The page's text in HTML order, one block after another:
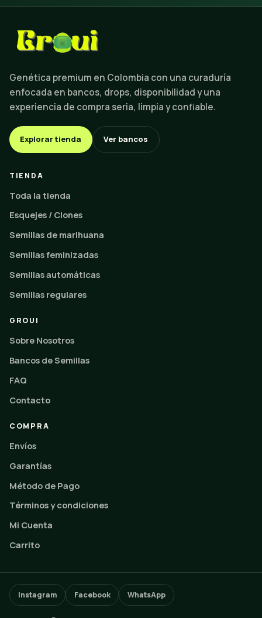
Genética premium en Colombia con una curaduría
enfocada en bancos, drops, disponibilidad y una
experiencia de compra seria, limpia y confiable.
Explorar tienda Ver bancos
TIENDA
Toda la tienda
Esquejes / Clones
Semillas de marihuana
Semillas feminizadas
Semillas automáticas
Semillas regulares
GROUI
Sobre Nosotros
Bancos de Semillas
FAQ
Contacto
COMPRA
Envíos
Garantías
Método de Pago
Términos y condiciones
Mi Cuenta
Carrito
Instagram Facebook WhatsApp